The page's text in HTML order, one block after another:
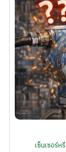
เซ็นเซอร์ห